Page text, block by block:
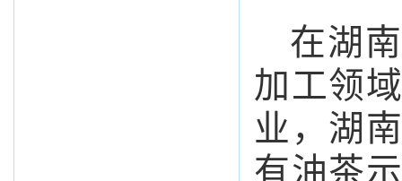
在湖
加工领
业，湖
有油茶